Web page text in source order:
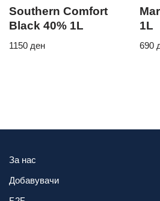
Southern Comfort
Black 40% 1L
1150 ден
1L
690
За нас
Добавувачи